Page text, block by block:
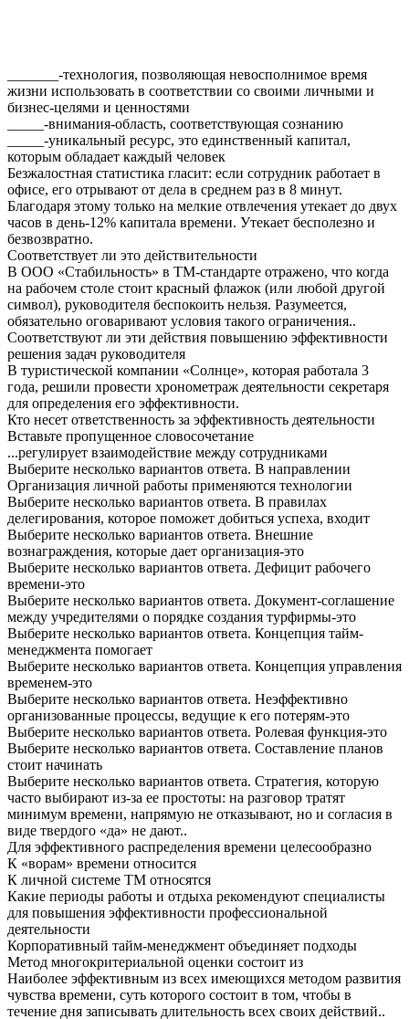
_______-технология, позволяющая невосполнимое время
жизни использовать в соответствии со своими личными и
бизнес-целями и ценностями
_____-внимания-область, соответствующая сознанию
_____-уникальный ресурс, это единственный капитал,
которым обладает каждый человек
Безжалостная статистика гласит: если сотрудник работает в
офисе, его отрывают от дела в среднем раз в 8 минут.
Благодаря этому только на мелкие отвлечения утекает до двух
часов в день-12% капитала времени. Утекает бесполезно и
безвозвратно.
Соответствует ли это действительности
В ООО «Стабильность» в ТМ-стандарте отражено, что когда
на рабочем столе стоит красный флажок (или любой другой
символ), руководителя беспокоить нельзя. Разумеется,
обязательно оговаривают условия такого ограничения..
Соответствуют ли эти действия повышению эффективности
решения задач руководителя
В туристической компании «Солнце», которая работала 3
года, решили провести хронометраж деятельности секретаря
для определения его эффективности.
Кто несет ответственность за эффективность деятельности
Вставьте пропущенное словосочетание
...регулирует взаимодействие между сотрудниками
Выберите несколько вариантов ответа. В направлении
Организация личной работы применяются технологии
Выберите несколько вариантов ответа. В правилах
делегирования, которое поможет добиться успеха, входит
Выберите несколько вариантов ответа. Внешние
вознаграждения, которые дает организация-это
Выберите несколько вариантов ответа. Дефицит рабочего
времени-это
Выберите несколько вариантов ответа. Документ-соглашение
между учредителями о порядке создания турфирмы-это
Выберите несколько вариантов ответа. Концепция тайм-
менеджмента помогает
Выберите несколько вариантов ответа. Концепция управления
временем-это
Выберите несколько вариантов ответа. Неэффективно
организованные процессы, ведущие к его потерям-это
Выберите несколько вариантов ответа. Ролевая функция-это
Выберите несколько вариантов ответа. Составление планов
стоит начинать
Выберите несколько вариантов ответа. Стратегия, которую
часто выбирают из-за ее простоты: на разговор тратят
минимум времени, напрямую не отказывают, но и согласия в
виде твердого «да» не дают..
Для эффективного распределения времени целесообразно
К «ворам» времени относится
К личной системе ТМ относятся
Какие периоды работы и отдыха рекомендуют специалисты
для повышения эффективности профессиональной
деятельности
Корпоративный тайм-менеджмент объединяет подходы
Метод многокритериальной оценки состоит из
Наиболее эффективным из всех имеющихся методом развития
чувства времени, суть которого состоит в том, чтобы в
течение дня записывать длительность всех своих действий..